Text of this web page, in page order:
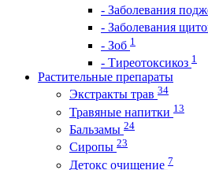
- Заболевания
- Заболевания
- Зоб 1
- Тиреотоксикоз 1
Растительные препараты
Экстракты трав 34
Травяные напитки 13
Бальзамы 24
Сиропы 23
Детокс очищение 7